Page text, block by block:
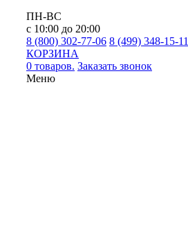
ПН-ВС
с 10:00 до 20:00
8 (800) 302-77-06 8 (499) 348-15-11
КОРЗИНА
0 товаров. Заказать звонок
Меню